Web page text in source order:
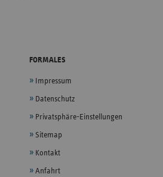
FORMALES
Impressum
Datenschutz
Privatsphäre-Einstellungen
Sitemap
Kontakt
Anfahrt